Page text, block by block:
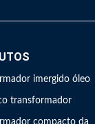
imergido óleo
transformador
compacto da